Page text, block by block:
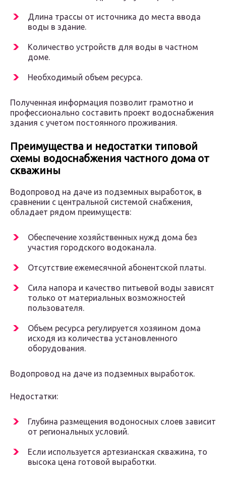
Длина трассы от источника до места ввода
воды в здание.
Количество устройств для воды в частном
доме.
Необходимый объем ресурса.
Полученная информация позволит грамотно и
профессионально составить проект водоснабжения
здания с учетом постоянного проживания.
Преимущества и недостатки типовой
схемы водоснабжения частного дома от
скважины
Водопровод на даче из подземных выработок, в
сравнении с центральной системой снабжения,
обладает рядом преимуществ:
Обеспечение хозяйственных нужд дома без
участия городского водоканала.
Отсутствие ежемесячной абонентской платы.
Сила напора и качество питьевой воды зависят
только от материальных возможностей
пользователя.
Объем ресурса регулируется хозяином дома
исходя из количества установленного
оборудования.
Водопровод на даче из подземных выработок.
Недостатки:
Глубина размещения водоносных слоев зависит
от региональных условий.
Если используется артезианская скважина, то
высока цена готовой выработки.